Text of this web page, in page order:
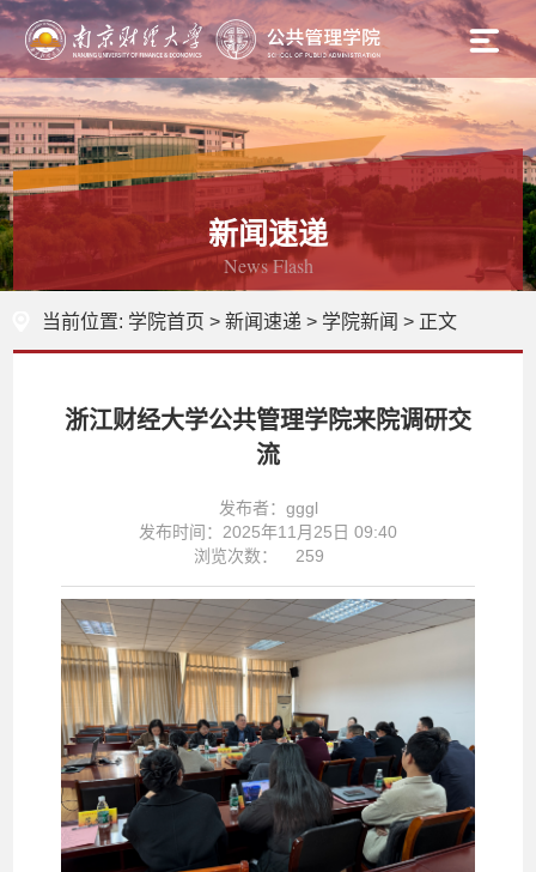
新闻速递
News Flash
当前位置: 学院首页 > 新闻速递 > 学院新闻 > 正文
浙江财经大学公共管理学院来院调研交
流
发布者：gggl
发布时间：2025年11月25日 09:40
浏览次数：
259